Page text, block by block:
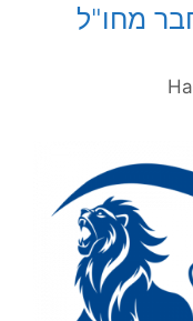
מחו"ל